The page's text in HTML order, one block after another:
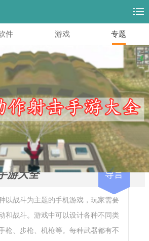
件 游戏 专题
游大全 导言
以战斗为主题的手机游戏，玩家需要
和战斗。游戏中可以设计各种不同类
枪、步枪、机枪等。每种武器都有不